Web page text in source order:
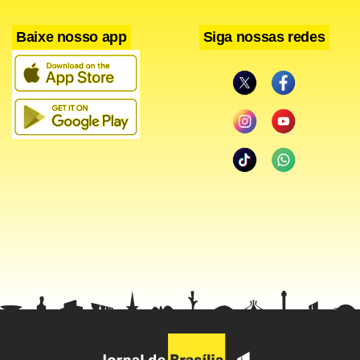
A violência que ainda atinge as favelas torna o Brasil um
lugar mais mortal do que o México, argumenta o jornal. A
publicação avalia que é parcialmente um mito a percepção
WhatsApp
LinkedIn
Twitter
X Telegram
Baixe nosso app Siga nossas redes